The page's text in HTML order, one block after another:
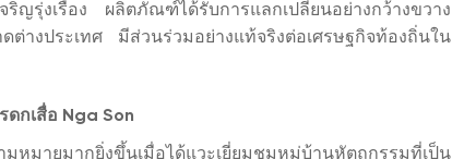
ญรุ่งเรือง ผลิตภัณฑ์ได้รับการแลกเปลี่ยนอย่างกว้างขวาง
างประเทศ มีส่วนร่วมอย่างแท้จริงต่อเศรษฐกิจท้องถิ่นใน
กเสื่อ Nga Son
หมายมากยิ่งขึ้นเมื่อได้แวะเยี่ยมชมหมู่บ้านหัตถกรรมที่เป็น